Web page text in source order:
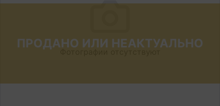
ПРОДАНО ИЛИ НЕАКТУАЛЬНО